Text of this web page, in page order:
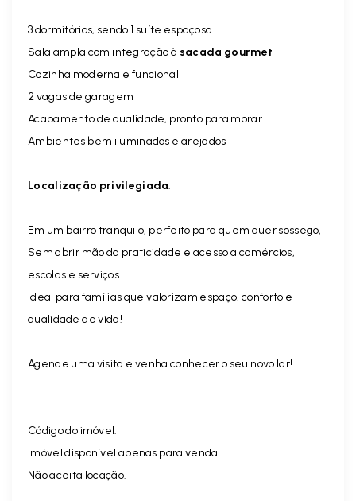
3 dormitórios, sendo 1 suíte espaçosa
Sala ampla com integração à sacada gourmet
Cozinha moderna e funcional
2 vagas de garagem
Acabamento de qualidade, pronto para morar
Ambientes bem iluminados e arejados
Localização privilegiada:
Em um bairro tranquilo, perfeito para quem quer sossego,
Sem abrir mão da praticidade e acesso a comércios,
escolas e serviços.
Ideal para famílias que valorizam espaço, conforto e
qualidade de vida!
Agende uma visita e venha conhecer o seu novo lar!
Código do imóvel:
Imóvel disponível apenas para venda.
Não aceita locação.